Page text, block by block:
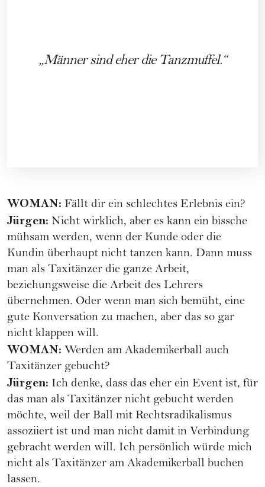
Männer sind eher die Tanzmuffel.
WOMAN: Fällt dir ein schlechtes Erlebnis ein?
Jürgen: Nicht wirklich, aber es kann ein bissche
mühsam werden, wenn der Kunde oder die
Kundin überhaupt nicht tanzen kann. Dann muss
man als Taxitänzer die ganze Arbeit,
beziehungsweise die Arbeit des Lehrers
übernehmen. Oder wenn man sich bemüht, eine
gute Konversation zu machen, aber das so gar
nicht klappen will.
WOMAN: Werden am Akademikerball auch
Taxitänzer gebucht?
Jürgen: Ich denke, dass das eher ein Event ist, für
das man als Taxitänzer nicht gebucht werden
möchte, weil der Ball mit Rechtsradikalismus
assoziiert ist und man nicht damit in Verbindung
gebracht werden will. Ich persönlich würde mich
nicht als Taxitänzer am Akademikerball buchen
lassen.